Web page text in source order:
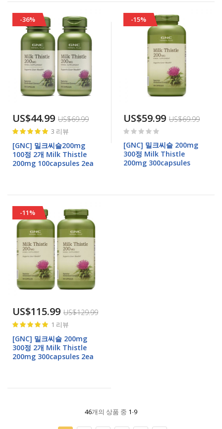
-36%
US$44.99 US$69.99
Rating:
3 리뷰
[GNC] 밀크씨슬200mg
100정 2개 Milk Thistle
200mg 100capsules 2ea
-15%
US$59.99 US$69.99
Rating:
[GNC] 밀크씨슬 200mg
300정 Milk Thistle
200mg 300capsules
-11%
US$115.99 US$129.99
Rating:
1 리뷰
[GNC] 밀크씨슬 200mg
300정 2개 Milk Thistle
200mg 300capsules 2ea
46개의 상품 중 1-9